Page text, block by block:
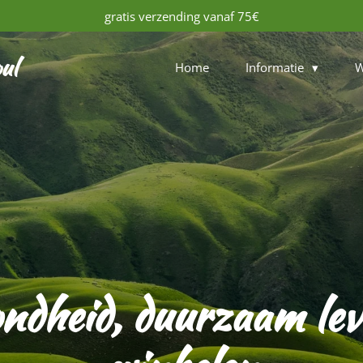
gratis verzending vanaf 75€
Home Informatie
duurzaam